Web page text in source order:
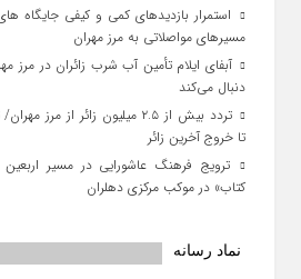
استمرار بازدیدهای کمی و کیفی جایگاه‌
مسیرهای مواصلاتی به مرز مهران
آبفای ایلام تأمین آب شرب زائران در مرز
دنبال می‌کند
تردد بیش از ۲.۵ میلیون زائر از
تا خروج آخرین زائر
ترویج فرهنگ عاشورایی در مسیر
کتاب» در موکب مرکزی دهلران
نماد رسانه